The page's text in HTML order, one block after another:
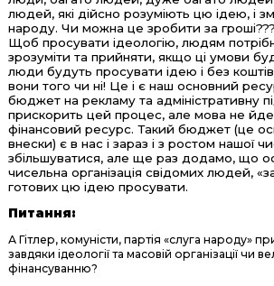
людей, які дійсно розуміють цю ідею, і
народу. Чи можна це зробити за
Щоб просувати ідеологію, людям
зрозуміти та прийняти, якщо ці умови
люди будуть просувати ідею і без
вони того чи ні! Це і є наш основний
бюджет на рекламу та адміністративну
прискорить цей процес, але мова не
фінансовий ресурс. Такий бюджет (це
внески) є в нас і зараз і з ростом нашої
збільшуватися, але ще раз додамо, що
чисельна організація свідомих людей,
готових цю ідею просувати.
Питання:
А Гітлер, комуністи, партія «слуга народу»
завдяки ідеології та масовій організації чи
фінансуванню?